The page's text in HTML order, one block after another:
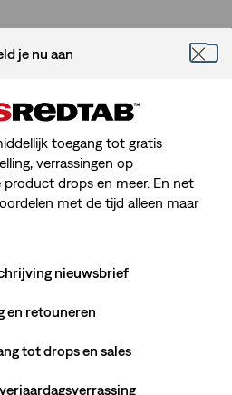
je nu aan
toegang tot gratis
verrassingen op
product drops en meer. En net
met de tijd alleen maar
nieuwsbrief
en retouneren
tot drops en sales